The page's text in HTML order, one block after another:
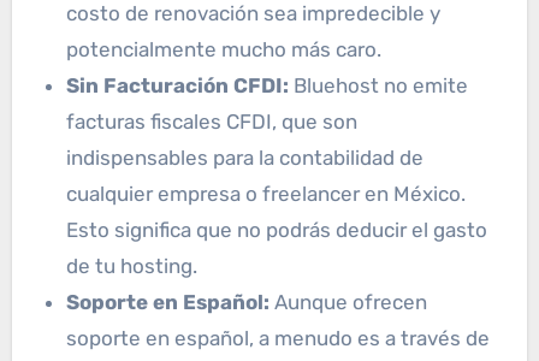
costo de renovación sea impredecible y
potencialmente mucho más caro.
Sin Facturación CFDI: Bluehost no emite
facturas fiscales CFDI, que son
indispensables para la contabilidad de
cualquier empresa o freelancer en México.
Esto significa que no podrás deducir el gasto
de tu hosting.
Soporte en Español: Aunque ofrecen
soporte en español, a menudo es a través de